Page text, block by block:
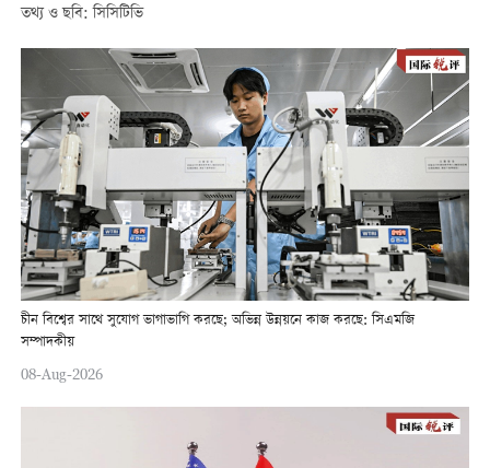
তথ্য ও ছবি: সিসিটিভি
চীন বিশ্বের সাথে সুযোগ ভাগাভাগি করছে; অভিন্ন উন্নয়নে কাজ করছে: সিএমজি
সম্পাদকীয়
08-Aug-2026